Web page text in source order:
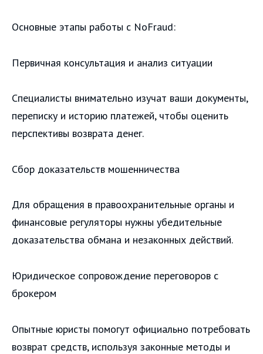
Основные этапы работы с NoFraud:
Первичная консультация и анализ ситуации
Специалисты внимательно изучат ваши документы,
переписку и историю платежей, чтобы оценить
перспективы возврата денег.
Сбор доказательств мошенничества
Для обращения в правоохранительные органы и
финансовые регуляторы нужны убедительные
доказательства обмана и незаконных действий.
Юридическое сопровождение переговоров с
брокером
Опытные юристы помогут официально потребовать
возврат средств, используя законные методы и